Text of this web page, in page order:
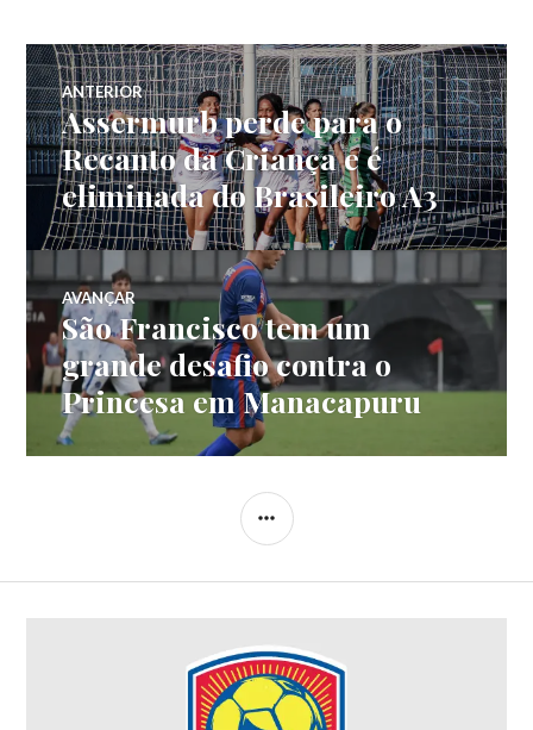
ANTERIOR
Assermurb perde para o
Recanto da Criança e é
eliminada do Brasileiro A3
AVANÇAR
São Francisco tem um
grande desafio contra o
Princesa em Manacapuru